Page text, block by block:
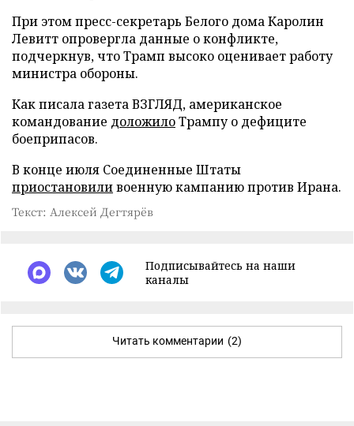
При этом пресс-секретарь Белого дома Каролин
Левитт опровергла данные о конфликте,
подчеркнув, что Трамп высоко оценивает работу
министра обороны.
Как писала газета ВЗГЛЯД, американское
командование доложилоТрампу о дефиците
боеприпасов.
В конце июля Соединенные Штаты
приостановиливоенную кампанию против Ирана.
Текст: Алексей Дегтярёв
Подписывайтесь на наши
каналы
Читать комментарии (2)